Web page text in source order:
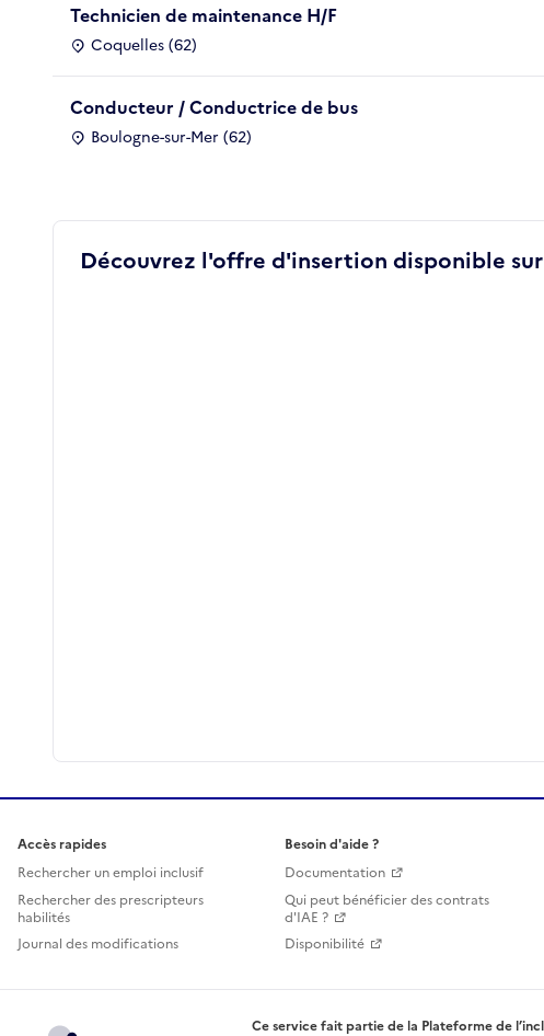
Technicien de maintenance H/F
Coquelles (62)
Conducteur / Conductrice de bus
Boulogne-sur-Mer (62)
Découvrez l'offre d'insertion disponible
Accès rapides
Rechercher un emploi inclusif
Rechercher des prescripteurs
habilités
Journal des modifications
Besoin d'aide ?
Documentation
Qui peut bénéficier des contrats
d'IAE ?
Disponibilité
Ce service fait partie de la Plateforme de